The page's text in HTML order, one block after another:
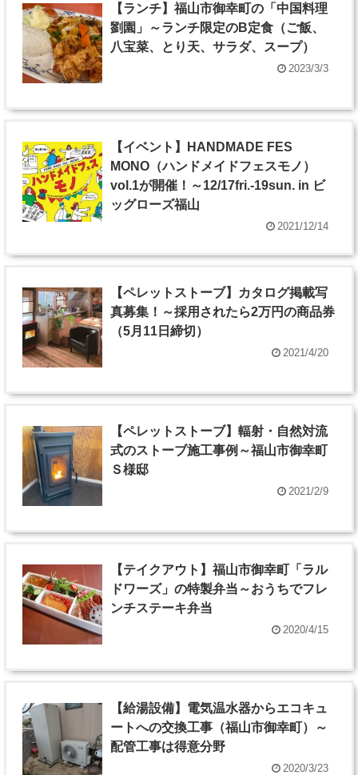
【ランチ】福山市御幸町の「中国料理
劉園」～ランチ限定のB定食（ご飯、
八宝菜、とり天、サラダ、スープ）
2023/3/3
【イベント】HANDMADE FES
MONO（ハンドメイドフェスモノ）
vol.1が開催！～12/17fri.-19sun. in ビ
ッグローズ福山
2021/12/14
【ペレットストーブ】カタログ掲載写
真募集！～採用されたら2万円の商品券
（5月11日締切）
2021/4/20
【ペレットストーブ】輻射・自然対流
式のストーブ施工事例～福山市御幸町
Ｓ様邸
2021/2/9
【テイクアウト】福山市御幸町「ラル
ドワーズ」の特製弁当～おうちでフレ
ンチステーキ弁当
2020/4/15
【給湯設備】電気温水器からエコキュ
ートへの交換工事（福山市御幸町）～
配管工事は得意分野
2020/3/23